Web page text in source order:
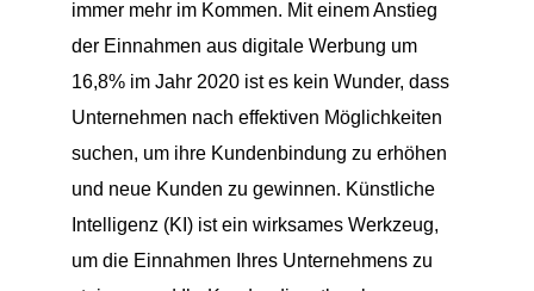
immer mehr im Kommen. Mit einem Anstieg
der Einnahmen aus digitale Werbung um
16,8% im Jahr 2020 ist es kein Wunder, dass
Unternehmen nach effektiven Möglichkeiten
suchen, um ihre Kundenbindung zu erhöhen
und neue Kunden zu gewinnen. Künstliche
Intelligenz (KI) ist ein wirksames Werkzeug,
um die Einnahmen Ihres Unternehmens zu